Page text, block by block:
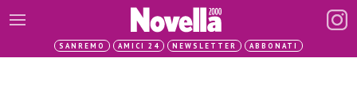
SANREMO AMICI 24 NEWSLETTER ABBONATI